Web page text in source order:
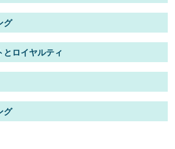
グ
とロイヤルティ
グ